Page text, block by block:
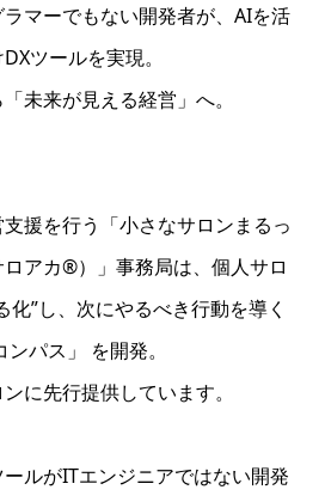
マーでもない開発者が、AIを活
ツールを実現。
未来が見える経営」へ。
援を行う「小さなサロンまるっ
アカ®）」事務局は、個人サロ
化”し、次にやるべき行動を導く
パス」 を開発。
に先行提供しています。
ルがITエンジニアではない開発